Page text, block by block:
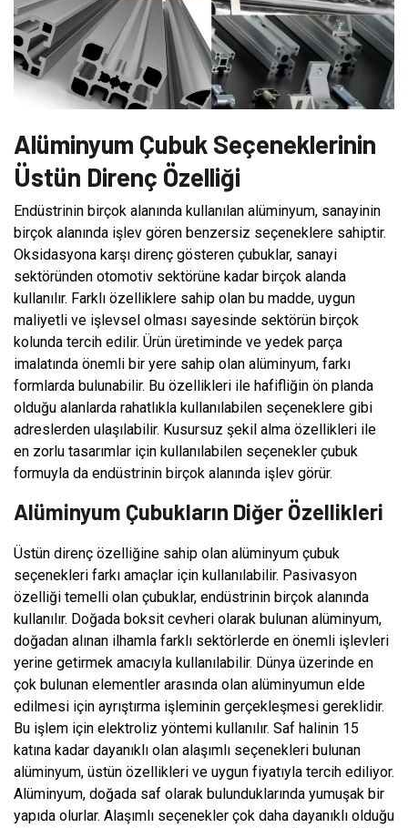
Alüminyum Çubuk Seçeneklerinin
Üstün Direnç Özelliği
Endüstrinin birçok alanında kullanılan alüminyum, sanayinin
birçok alanında işlev gören benzersiz seçeneklere sahiptir.
Oksidasyona karşı direnç gösteren çubuklar, sanayi
sektöründen otomotiv sektörüne kadar birçok alanda
kullanılır. Farklı özelliklere sahip olan bu madde, uygun
maliyetli ve işlevsel olması sayesinde sektörün birçok
kolunda tercih edilir. Ürün üretiminde ve yedek parça
imalatında önemli bir yere sahip olan alüminyum, farkı
formlarda bulunabilir. Bu özellikleri ile hafifliğin ön planda
olduğu alanlarda rahatlıkla kullanılabilen seçeneklere gibi
adreslerden ulaşılabilir. Kusursuz şekil alma özellikleri ile
en zorlu tasarımlar için kullanılabilen seçenekler çubuk
formuyla da endüstrinin birçok alanında işlev görür.
Alüminyum Çubukların Diğer Özellikleri
Üstün direnç özelliğine sahip olan alüminyum çubuk
seçenekleri farkı amaçlar için kullanılabilir. Pasivasyon
özelliği temelli olan çubuklar, endüstrinin birçok alanında
kullanılır. Doğada boksit cevheri olarak bulunan alüminyum,
doğadan alınan ilhamla farklı sektörlerde en önemli işlevleri
yerine getirmek amacıyla kullanılabilir. Dünya üzerinde en
çok bulunan elementler arasında olan alüminyumun elde
edilmesi için ayrıştırma işleminin gerçekleşmesi gereklidir.
Bu işlem için elektroliz yöntemi kullanılır. Saf halinin 15
katına kadar dayanıklı olan alaşımlı seçenekleri bulunan
alüminyum, üstün özellikleri ve uygun fiyatıyla tercih ediliyor.
Alüminyum, doğada saf olarak bulunduklarında yumuşak bir
yapıda olurlar. Alaşımlı seçenekler çok daha dayanıklı olduğu